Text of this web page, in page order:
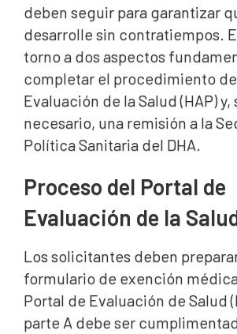
deben seguir para garantizar
desarrolle sin contratiempos.
torno a dos aspectos
completar el procedimiento
Evaluación de la Salud (HAP) y,
necesario, una remisión a la
Política Sanitaria del DHA.
Proceso del Portal de
Evaluación de la
Los solicitantes deben
formulario de exención
Portal de Evaluación de Salud
parte A debe ser